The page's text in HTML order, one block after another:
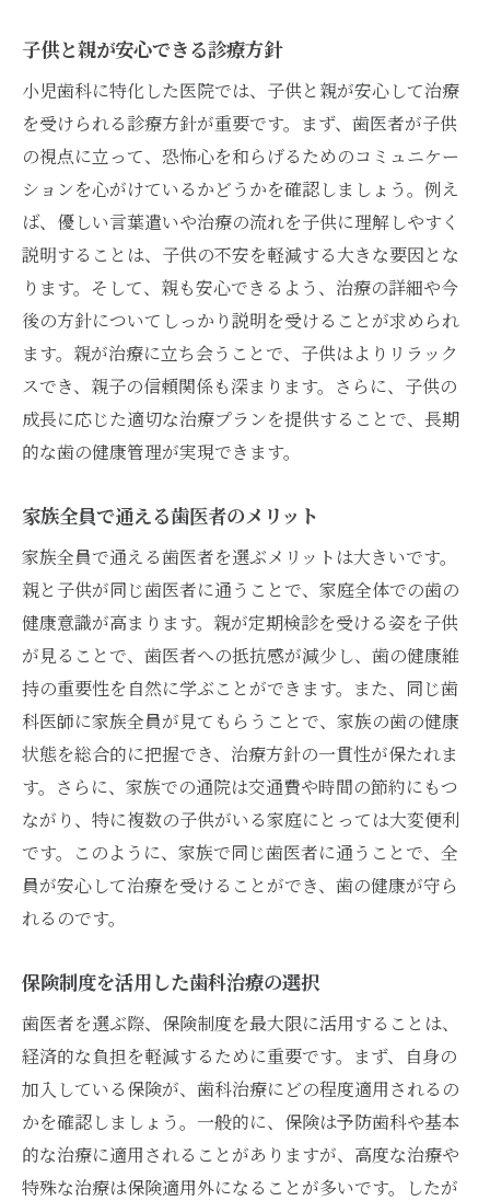
子供と親が安心できる診療方針
小児歯科に特化した医院では、子供と親が安心して治療
を受けられる診療方針が重要です。まず、歯医者が子供
の視点に立って、恐怖心を和らげるためのコミュニケー
ションを心がけているかどうかを確認しましょう。例え
ば、優しい言葉遣いや治療の流れを子供に理解しやすく
説明することは、子供の不安を軽減する大きな要因とな
ります。そして、親も安心できるよう、治療の詳細や今
後の方針についてしっかり説明を受けることが求められ
ます。親が治療に立ち会うことで、子供はよりリラック
スでき、親子の信頼関係も深まります。さらに、子供の
成長に応じた適切な治療プランを提供することで、長期
的な歯の健康管理が実現できます。
家族全員で通える歯医者のメリット
家族全員で通える歯医者を選ぶメリットは大きいです。
親と子供が同じ歯医者に通うことで、家庭全体での歯の
健康意識が高まります。親が定期検診を受ける姿を子供
が見ることで、歯医者への抵抗感が減少し、歯の健康維
持の重要性を自然に学ぶことができます。また、同じ歯
科医師に家族全員が見てもらうことで、家族の歯の健康
状態を総合的に把握でき、治療方針の一貫性が保たれま
す。さらに、家族での通院は交通費や時間の節約にもつ
ながり、特に複数の子供がいる家庭にとっては大変便利
です。このように、家族で同じ歯医者に通うことで、全
員が安心して治療を受けることができ、歯の健康が守ら
れるのです。
保険制度を活用した歯科治療の選択
歯医者を選ぶ際、保険制度を最大限に活用することは、
経済的な負担を軽減するために重要です。まず、自身の
加入している保険が、歯科治療にどの程度適用されるの
かを確認しましょう。一般的に、保険は予防歯科や基本
的な治療に適用されることがありますが、高度な治療や
特殊な治療は保険適用外になることが多いです。したが